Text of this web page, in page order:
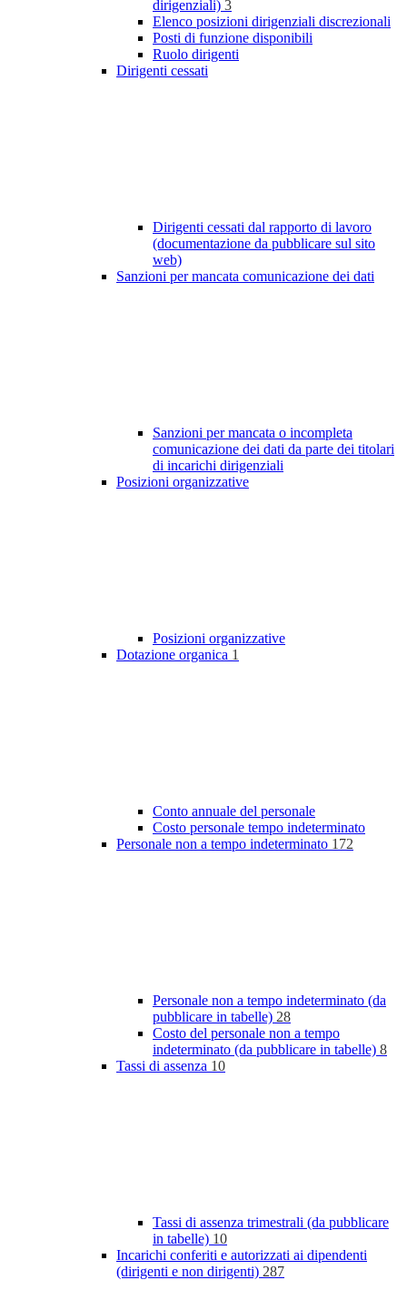
dirigenziali) 3
Elenco posizioni dirigenziali discrezionali
Posti di funzione disponibili
Ruolo dirigenti
Dirigenti cessati
Dirigenti cessati dal rapporto di lavoro
(documentazione da pubblicare sul sito
web)
Sanzioni per mancata comunicazione dei dati
Sanzioni per mancata o incompleta
comunicazione dei dati da parte dei titolari
di incarichi dirigenziali
Posizioni organizzative
Posizioni organizzative
Dotazione organica 1
Conto annuale del personale
Costo personale tempo indeterminato
Personale non a tempo indeterminato 172
Personale non a tempo indeterminato (da
pubblicare in tabelle) 28
Costo del personale non a tempo
indeterminato (da pubblicare in tabelle) 8
Tassi di assenza 10
Tassi di assenza trimestrali (da pubblicare
in tabelle) 10
Incarichi conferiti e autorizzati ai dipendenti
(dirigenti e non dirigenti) 287